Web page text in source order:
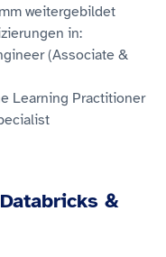
weitergebildet
in:
(Associate &
Learning Practitioner
&